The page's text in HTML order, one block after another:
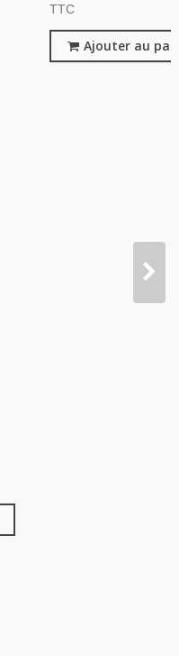
Rue
Mercière,
TTC
Ajouter au